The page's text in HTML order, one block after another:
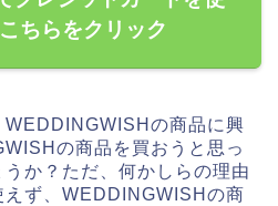
ちらをクリック
の商品に興
の商品を買おうと思っ
か？ただ、何かしらの理由
えず、WEDDINGWISHの商